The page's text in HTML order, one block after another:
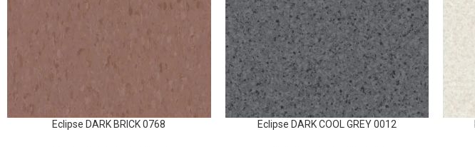
Eclipse DARK BRICK 0768 Eclipse DARK COOL GREY 0012